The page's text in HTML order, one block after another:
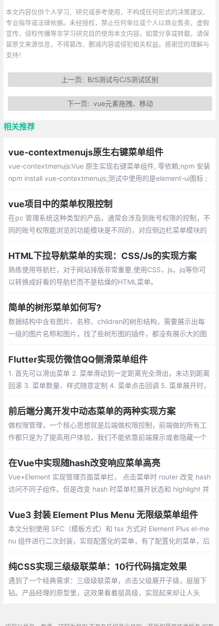
本文内容仅供个人学习、研究或参考使用，不构成任何形式的决策建议、
专业指导或法律依据。未经授权，禁止任何单位或个人以商业售卖、虚假
宣传、侵权传播等非学习研究目的使用本文内容。如需分享或转载，请保
留原文来源信息，不得篡改、删减内容或侵犯相关权益。感谢您的理解与
支持！
上一页: B/S测试与C/S测试区别
下一页: vue元素拖拽、移动
相关推荐
vue-contextmenujs原生右键菜单组件
vue-contextmenujs:Vue 原生实现右键菜单组件, 零依赖;npm 安装
npm install vue-contextmenujs;测试中使用的是element-ui图标 ;
vue项目中的菜单权限控制
在pc 管理系统这种类型的产品，通常会涉及到账号权限的控制，不
同的账号权限能浏览的功能模块是不同的，对应侧边栏菜单模块的
统，项目首页直接就是dashboard 或者 index页面
HTML下拉导航菜单的实现：CSS/Js的实现方案
熟练使用导航栏，对于网站排版非常重要,使用CSS，js，jq等你可
以转换成好看的导航栏而不是枯燥的HTML菜单。
简单的树形菜单如何写?
数据结构中含有图片、名称、children的树形结构，需要展示出每
一级的图片名称和图片，找了些树形图的插件，都没有展示大的图
Flutter实现仿微信QQ侧滑菜单组件
1. 首先可以滑出菜单 2. 菜单滑动到一定距离完全滑出，未达到距离
回滚 3. 菜单数量、样式随意定制 4. 菜单点击回调 5. 菜单展开时，
前后端分离开发中动态菜单的两种实现方案
做权限管理，一个核心思想就是后端做权限控制，前端做的所有工
作都只是为了提高用户体验，我们不能依靠前端展示或者隐藏一个
输入邮箱地址，前端校验之后，后端还是要校验
在Vue中实现随hash改变响应菜单高亮
Vue+Element 实现管理页面菜单栏， 点击菜单时 router 改变 hash
访问不同子组件。但是改变 hash 时菜单栏展开状态和 highlight 并
Vue3 封装 Element Plus Menu 无限级菜单组件
本文分别使用 SFC（模板方式）和 tsx 方式对 Element Plus el-me
nu 组件进行二次封装，实现配置化的菜单，有了配置化的菜单，后
纯CSS实现三级级联菜单：10行代码搞定效果
遇到了一个经典需求：三级级联菜单，点击父级展开子级，层层下
钻。产品经理的原型里，这效果看着挺高级，实现起来却让人头